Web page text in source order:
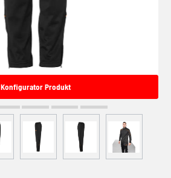
Konfigurator Produkt